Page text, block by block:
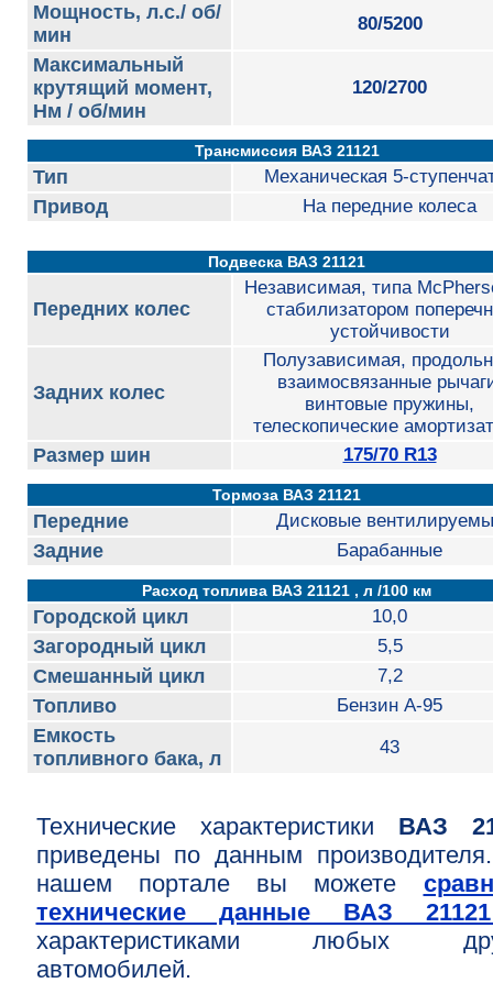
Мощность, л.с./ об/
мин
80/5200
Максимальный
крутящий момент,
Нм / об/мин
120/2700
Трансмиссия ВАЗ 21121
Тип Механическая 5-
Привод На передние колеса
Подвеска ВАЗ 21121
Передних колес
Независимая, типа
стабилизатором
устойчивости
Задних колес
Полузависимая,
взаимосвязанные
винтовые пружины,
телескопические
Размер шин 175/70 R13
Тормоза ВАЗ 21121
Передние Дисковые
Задние Барабанные
Расход топлива ВАЗ 21121 , л /100 км
Городской цикл 10,0
Загородный цикл 5,5
Смешанный цикл 7,2
Топливо Бензин А-95
Емкость
топливного бака, л
43
Технические характеристики ВАЗ
приведены по данным
нашем портале вы можете
технические данные ВАЗ
характеристиками любых
автомобилей.